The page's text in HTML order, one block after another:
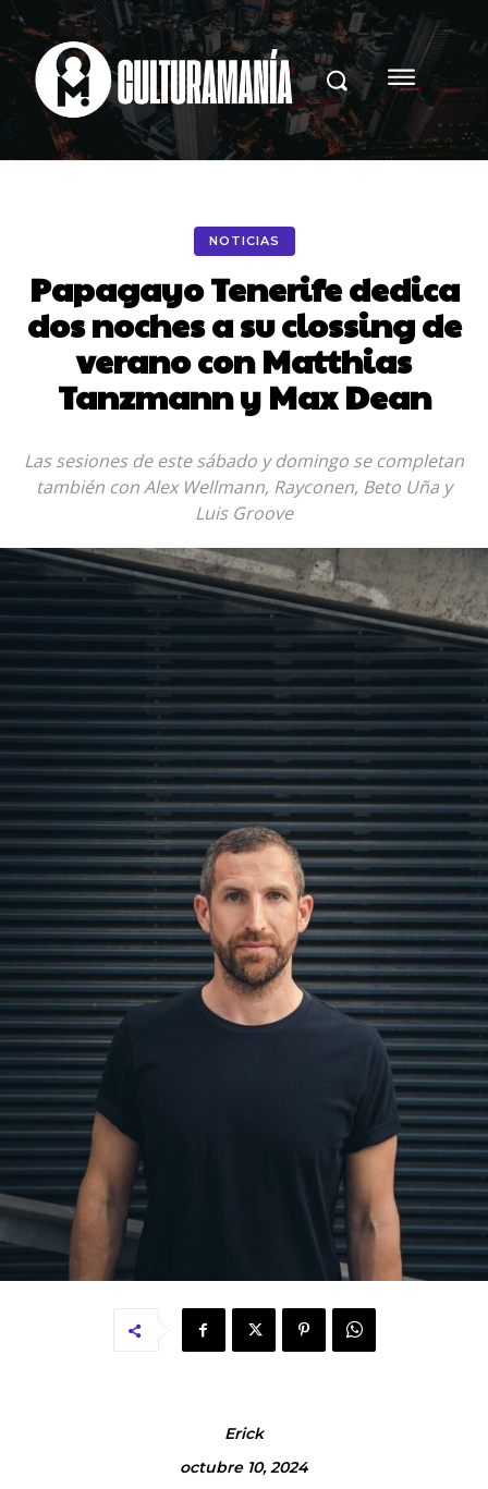
NOTICIAS
Papagayo Tenerife dedica
dos noches a su clossing de
verano con Matthias
Tanzmann y Max Dean
Las sesiones de este sábado y domingo se completan
también con Alex Wellmann, Rayconen, Beto Uña y
Luis Groove
Erick
octubre 10, 2024